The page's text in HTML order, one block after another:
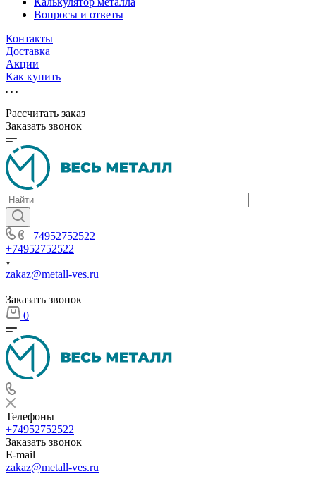
Вопросы и ответы
Контакты
Доставка
Акции
Как купить
Рассчитать заказ
Заказать звонок
+74952752522
+74952752522
zakaz@metall-ves.ru
Заказать звонок
0
Телефоны
+74952752522
Заказать звонок
E-mail
zakaz@metall-ves.ru